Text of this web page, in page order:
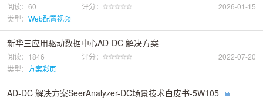
阅读：60 评分：
2026-01-15
类型： Web配置视频
新华三应用驱动数据中心AD-DC 解决方案
阅读：1846 评分：
2022-07-20
类型： 方案彩页
AD-DC 解决方案SeerAnalyzer-DC场景技术白皮书-5W105